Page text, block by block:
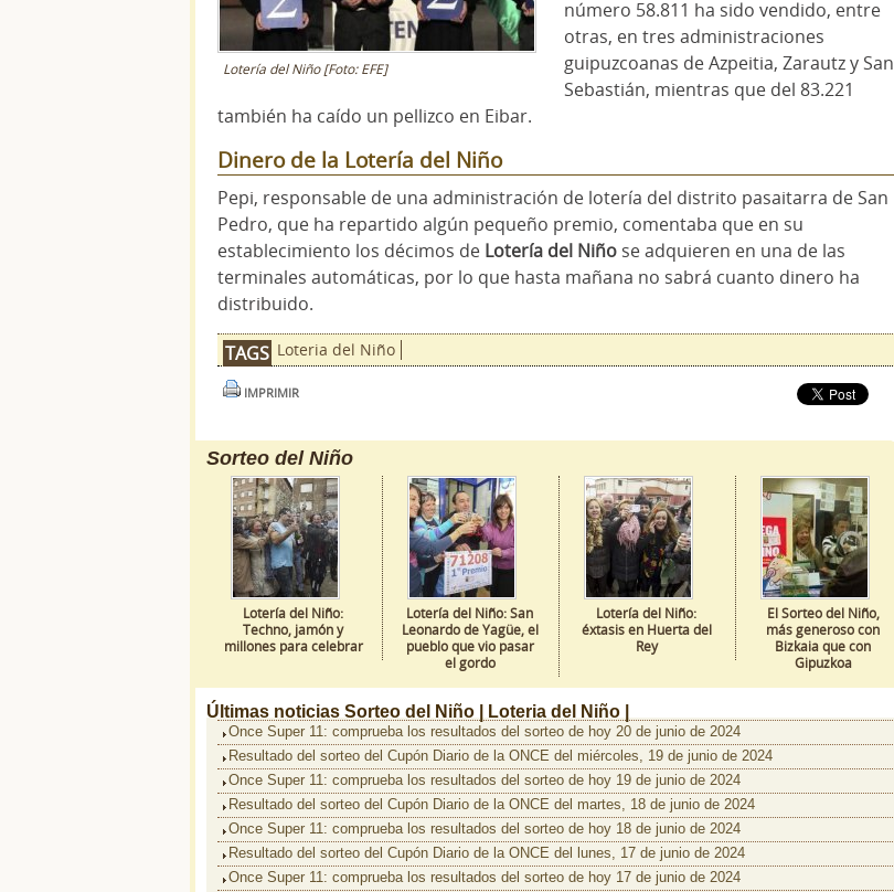
Lotería del Niño [Foto: EFE]
número 58.811 ha sido vendido, entre
otras, en tres administraciones
guipuzcoanas de Azpeitia, Zarautz y San
Sebastián, mientras que del 83.221
también ha caído un pellizco en Eibar.
Dinero de la Lotería del Niño
Pepi, responsable de una administración de lotería del distrito pasaitarra de San
Pedro, que ha repartido algún pequeño premio, comentaba que en su
establecimiento los décimos de Lotería del Niño se adquieren en una de las
terminales automáticas, por lo que hasta mañana no sabrá cuanto dinero ha
distribuido.
TAGS Loteria del Niño
IMPRIMIR
Sorteo del Niño
Lotería del Niño:
Techno, jamón y
millones para celebrar
Lotería del Niño: San
Leonardo de Yagüe, el
pueblo que vio pasar
el gordo
Lotería del Niño:
éxtasis en Huerta del
Rey
El Sorteo del Niño,
más generoso con
Bizkaia que con
Gipuzkoa
Últimas noticias Sorteo del Niño | Loteria del Niño |
Once Super 11: comprueba los resultados del sorteo de hoy 20 de junio de 2024
Resultado del sorteo del Cupón Diario de la ONCE del miércoles, 19 de junio de 2024
Once Super 11: comprueba los resultados del sorteo de hoy 19 de junio de 2024
Resultado del sorteo del Cupón Diario de la ONCE del martes, 18 de junio de 2024
Once Super 11: comprueba los resultados del sorteo de hoy 18 de junio de 2024
Resultado del sorteo del Cupón Diario de la ONCE del lunes, 17 de junio de 2024
Once Super 11: comprueba los resultados del sorteo de hoy 17 de junio de 2024